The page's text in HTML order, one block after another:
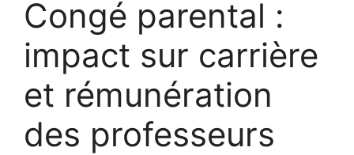
Congé parental :
impact sur carrière
et rémunération
des professeurs